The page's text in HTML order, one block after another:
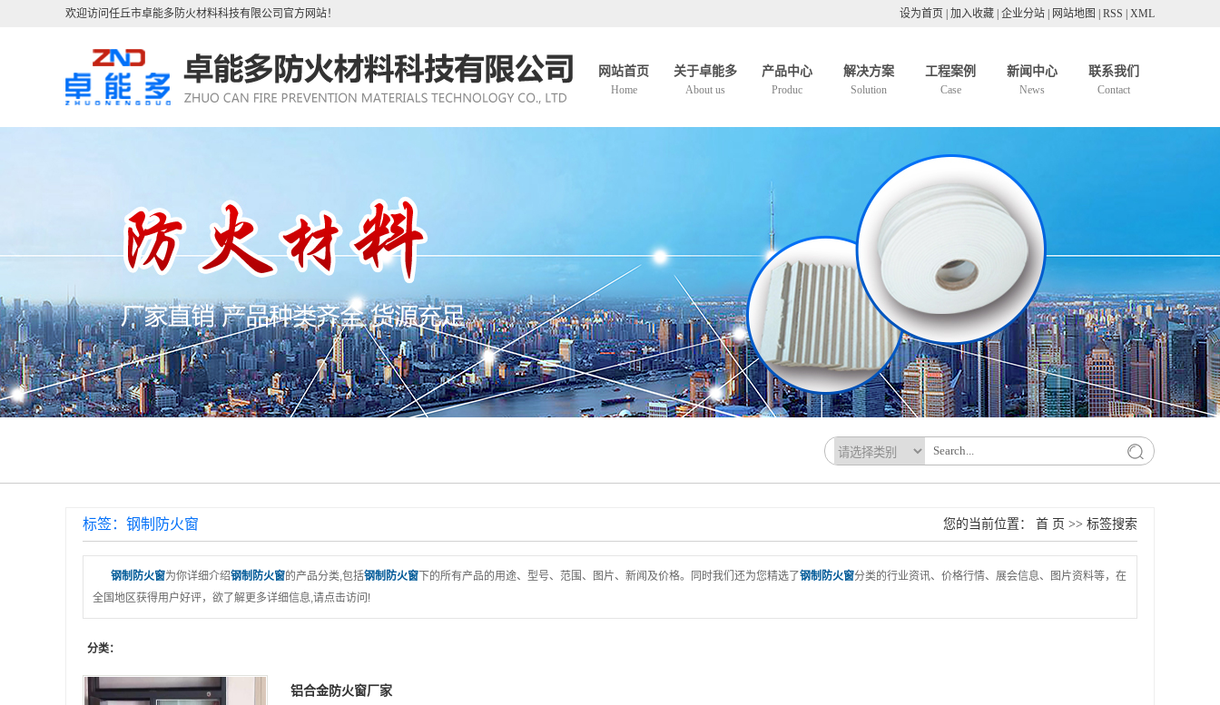
欢迎访问任丘市卓能多防火材料科技有限公司官方网站！ 设为首页 加入收藏 企业分站 网站地图 RSS XML
网站首页
Home
关于卓能多
About us
产品中心
Produc
解决方案
Solution
工程案例
Case
新闻中心
News
联系我们
Contact
标签：钢制防火窗 您的当前位置： 首 页 >> 标签搜索
钢制防火窗为你详细介绍钢制防火窗的产品分类,包括钢制防火窗 下的所有产品的用途、型号、范围、图片、新闻及价格。同时我们还为您精选了钢制防火窗分类的行业资讯、价格行情、展会信息、图片资料等，在
全国地区获得用户好评，欲了解更多详细信息,请点击访问!
分类：
铝合金防火窗厂家